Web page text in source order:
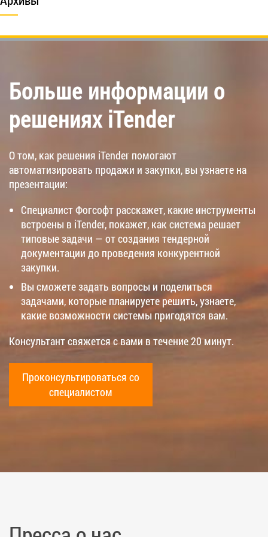
Больше информации о
решениях iTender
О том, как решения iTender помогают
автоматизировать продажи и закупки, вы узнаете на
презентации:
Специалист Фогсофт расскажет, какие инструменты
встроены в iTender, покажет, как система решает
типовые задачи — от создания тендерной
документации до проведения конкурентной
закупки.
Вы сможете задать вопросы и поделиться
задачами, которые планируете решить, узнаете,
какие возможности системы пригодятся вам.
Консультант свяжется с вами в течение 20 минут.
Проконсультироваться со
специалистом